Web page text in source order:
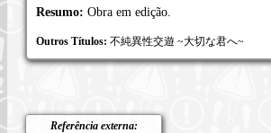
Resumo: Obra em edição.
Outros Títulos: 不純異性交遊 ~大切な君へ~
Referência externa: